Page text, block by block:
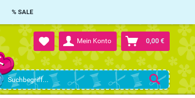
Mein Konto 0,00 €
% SALE